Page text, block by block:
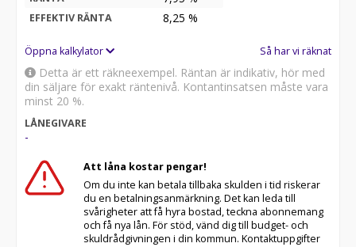
EFFEKTIV RÄNTA 8,25 %
Öppna kalkylator Så har vi räknat
Detta är ett räkneexempel. Räntan är indikativ, hör med
din säljare för exakt räntenivå. Kontantinsatsen måste vara
minst 20 %.
LÅNEGIVARE
-
Att låna kostar pengar!
Om du inte kan betala tillbaka skulden i tid riskerar
du en betalningsanmärkning. Det kan leda till
svårigheter att få hyra bostad, teckna abonnemang
och få nya lån. För stöd, vänd dig till budget- och
skuldrådgivningen i din kommun. Kontaktuppgifter